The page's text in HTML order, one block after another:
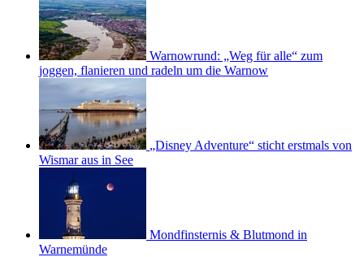
Warnowrund: „Weg für alle“ zum
joggen, flanieren und radeln um die Warnow
„Disney Adventure“ sticht erstmals von
Wismar aus in See
Mondfinsternis & Blutmond in
Warnemünde